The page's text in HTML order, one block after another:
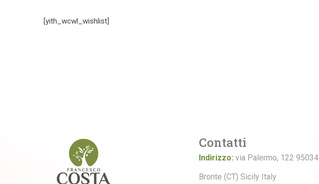
[yith_wcwl_wishlist]
Contatti
Indirizzo: via Palermo, 122 95034
Bronte (CT) Sicily Italy